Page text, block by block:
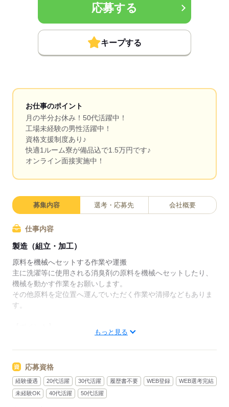
応募する
キープする
お仕事のポイント
月の半分お休み！50代活躍中！
工場未経験の男性活躍中！
資格支援制度あり♪
快適1ルーム寮が備品込で1.5万円です♪
オンライン面接実施中！
募集内容 選考・応募先 会社概要
仕事内容
製造（組立・加工）
原料を機械へセットする作業や運搬
主に洗濯等に使用される消臭剤の原料を機械へセットしたり、
機械を動かす作業をお願いします。
その他原料を定位置へ運んでいただく作業や清掃などもありま
す。
8月入社で特典50万円支給！1・2・3・5回目の給与で各5万円
7・10・13回目の給与で各10万円、7回の支給で総額50万円！
2027年3月本格稼働のオシゴト！しっかりと教育期間があり長
期で安定して働ける！
2027年3月～は二交替勤務！日勤シフトでゆっくり覚えて交替
もっと見る
応募資格
経験優遇 20代活躍 30代活躍 履歴書不要 WEB登録
WEB選考完結
未経験OK
40代活躍 50代活躍